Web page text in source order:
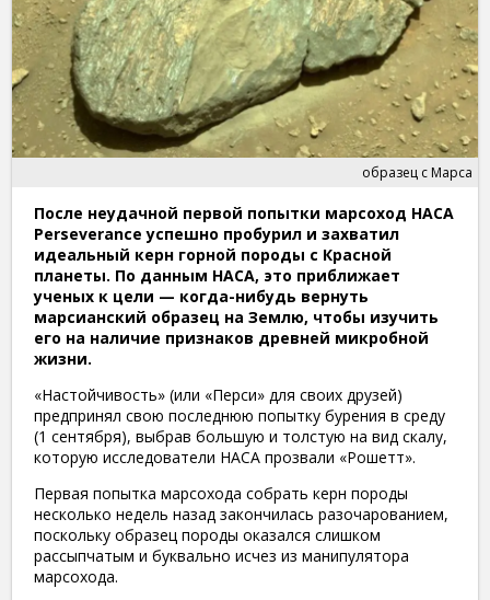
образец с Марса
После неудачной первой попытки марсоход НАСА
Perseverance успешно пробурил и захватил
идеальный керн горной породы с Красной
планеты. По данным НАСА, это приближает
ученых к цели — когда-нибудь вернуть
марсианский образец на Землю, чтобы изучить
его на наличие признаков древней микробной
жизни.
«Настойчивость» (или «Перси» для своих друзей)
предпринял свою последнюю попытку бурения в среду
(1 сентября), выбрав большую и толстую на вид скалу,
которую исследователи НАСА прозвали «Рошетт».
Первая попытка марсохода собрать керн породы
несколько недель назад закончилась разочарованием,
поскольку образец породы оказался слишком
рассыпчатым и буквально исчез из манипулятора
марсохода.